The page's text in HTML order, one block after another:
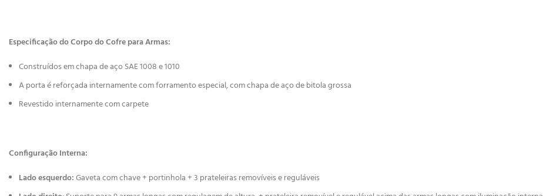
Especificação do Corpo do Cofre para Armas:
Construídos em chapa de aço SAE 1008 e 1010
A porta é reforçada internamente com forramento especial, com chapa de aço de bitola grossa
Revestido internamente com carpete
Configuração Interna:
Lado esquerdo:Gaveta com chave + portinhola + 3 prateleiras removíveis e reguláveis